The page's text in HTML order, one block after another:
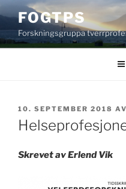
Gå
til
innhold
FOGTPS
Forskningsgruppa
PUBLISERT
10. SEPTEMBER 2018 AV
Skrevet av Erlend Vik